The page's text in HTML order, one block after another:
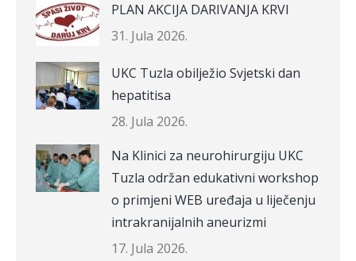
PLAN AKCIJA DARIVANJA KRVI
31. Jula 2026.
UKC Tuzla obilježio Svjetski dan
hepatitisa
28. Jula 2026.
Na Klinici za neurohirurgiju UKC
Tuzla održan edukativni workshop
o primjeni WEB uređaja u liječenju
intrakranijalnih aneurizmi
17. Jula 2026.